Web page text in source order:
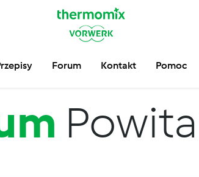
Forum Kontakt Pomoc